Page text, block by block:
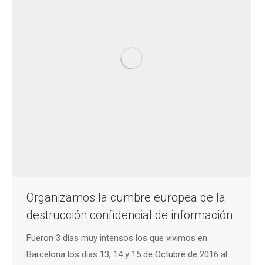
Organizamos la cumbre europea de la
destrucción confidencial de información
Fueron 3 días muy intensos los que vivimos en
Barcelona los días 13, 14 y 15 de Octubre de 2016 al